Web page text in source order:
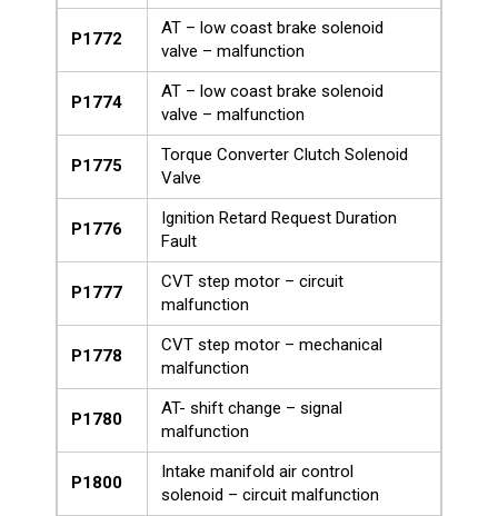
P1772
AT – low coast brake solenoid
valve – malfunction
P1774
AT – low coast brake solenoid
valve – malfunction
P1775
Torque Converter Clutch Solenoid
Valve
P1776
Ignition Retard Request Duration
Fault
P1777
CVT step motor – circuit
malfunction
P1778
CVT step motor – mechanical
malfunction
P1780
AT- shift change – signal
malfunction
P1800
Intake manifold air control
solenoid – circuit malfunction